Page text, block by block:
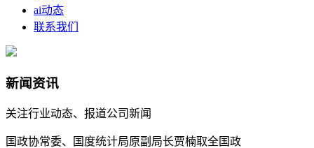
ai动态
联系我们
新闻资讯
关注行业动态、报道公司新闻
国政协常委、国度统计局原副局长贾楠取全国政